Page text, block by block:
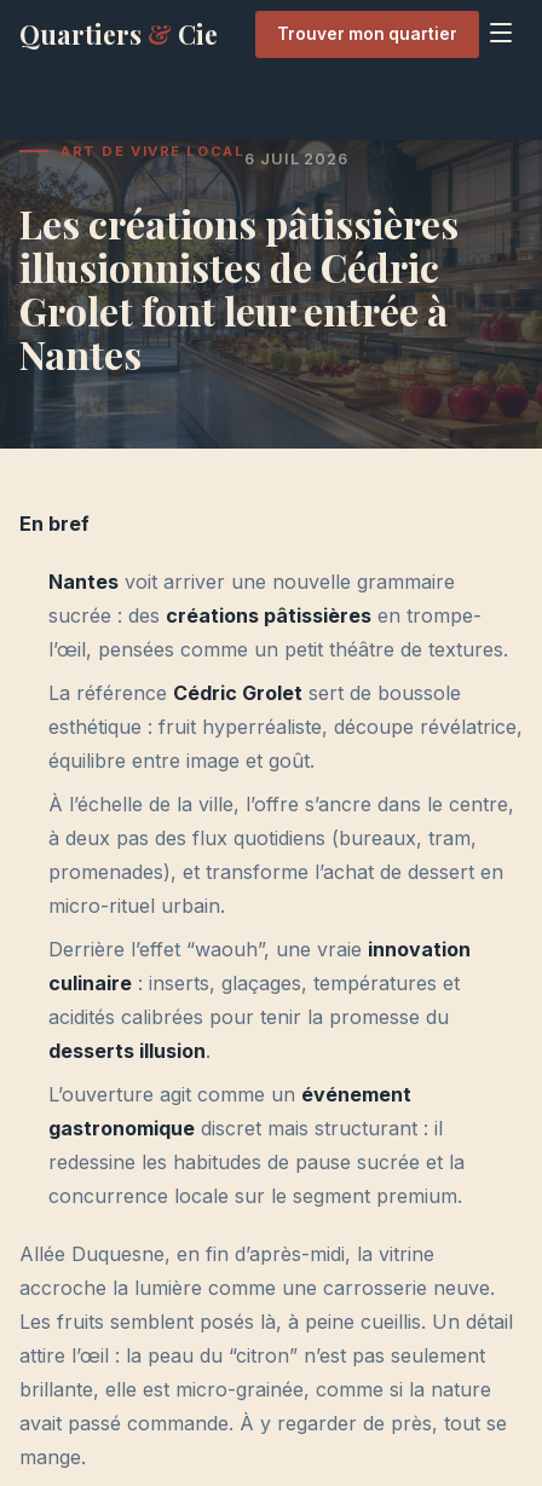
Quartiers & Cie Trouver mon quartier
ART DE VIVRE LOCAL6 JUIL 2026
Les créations pâtissières
illusionnistes de Cédric
Grolet font leur entrée à
Nantes
En bref
Nantes voit arriver une nouvelle grammaire
sucrée : des créations pâtissières en trompe-
l’œil, pensées comme un petit théâtre de textures.
La référence Cédric Grolet sert de boussole
esthétique : fruit hyperréaliste, découpe révélatrice,
équilibre entre image et goût.
À l’échelle de la ville, l’offre s’ancre dans le centre,
à deux pas des flux quotidiens (bureaux, tram,
promenades), et transforme l’achat de dessert en
micro-rituel urbain.
Derrière l’effet “waouh”, une vraie innovation
culinaire : inserts, glaçages, températures et
acidités calibrées pour tenir la promesse du
desserts illusion.
L’ouverture agit comme un événement
gastronomique discret mais structurant : il
redessine les habitudes de pause sucrée et la
concurrence locale sur le segment premium.
Allée Duquesne, en fin d’après-midi, la vitrine
accroche la lumière comme une carrosserie neuve.
Les fruits semblent posés là, à peine cueillis. Un détail
attire l’œil : la peau du “citron” n’est pas seulement
brillante, elle est micro-grainée, comme si la nature
avait passé commande. À y regarder de près, tout se
mange.